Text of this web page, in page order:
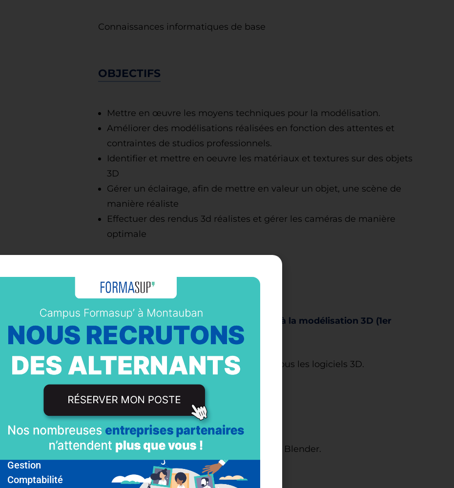
Connaissances informatiques de base
OBJECTIFS
Mettre en œuvre les moyens techniques pour la modélisation.
Améliorer des modélisations réalisées en fonction des attentes et
contraintes de studios professionnels.
Identifier et mettre en oeuvre les matériaux et textures sur des objets
3D
Gérer un éclairage, afin de mettre en valeur un objet, une scène de
manière réaliste
Effectuer des rendus 3d réalistes et gérer les caméras de manière
optimale
PROGRAMME
Chapitre 1: Introduction à Blender 3D et à la modélisation 3D (1er
jour)
– Théorie de la 3D générale commune à tous les logiciels 3D.
– Présentation des logiciels utilisés
– Installation du logiciel.
– Présentation de l’interface utilisateur de Blender.
– Navigation dans l’espace 3D.
Gestion
Comptabilité